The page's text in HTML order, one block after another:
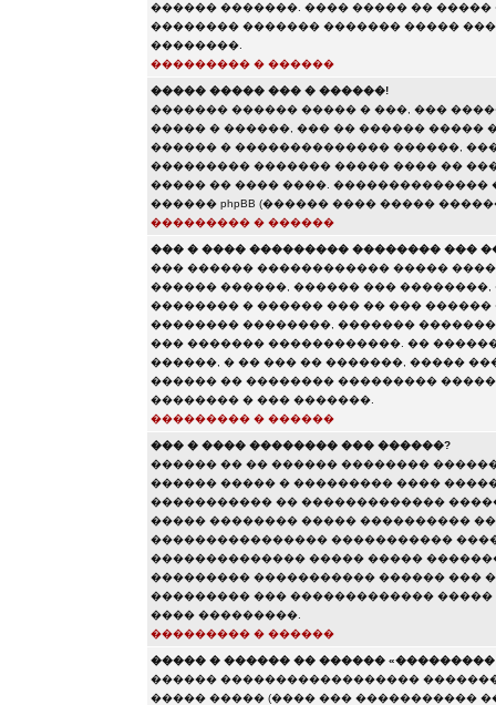
������ �������. ���� ����� ��
�������� ������� ������� �����
��������.
��������� � ������
����� ����� ��� � ������!
������� ������ ����� � ���, ���
����� � ������, ��� �� ������ �����
������ � �������������� ������,
��������� ������� ����� ���� ��
����� �� ���� ����.
������ phpBB (������ ���� �����
��������� � ������
��� � ���� ��������� �������� ���
��� ������ ������������ �����
������ ������, ������ ���
�������� � ������ ��� �� ���
�������� ��������, �������
��� ������� ������������. ��
������, � �� ��� �� �������, �����
������ �� �������� ���������
�������� � ��� �������.
��������� � ������
��� � ���� �������� ��� ������?
������ �� �� ������ ��������
������ ����� � ��������� ����
����������� �� �������������
����� �������� ����� ����������
���������������� �����������
�������������� ����� �����
��������� ����������� ������ ���
��������� ��� �������������
���� ���������.
��������� � ������
����� � ������ �� ������ «���������
������ ������������������
����� ����� (���� ��� �����������